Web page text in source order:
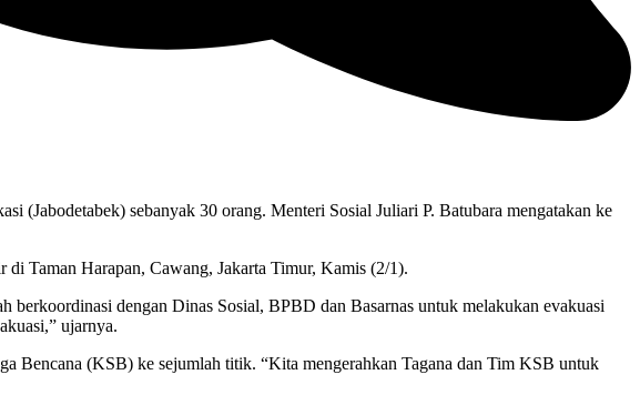
(Jabodetabek) sebanyak 30 orang. Menteri Sosial Juliari P. Batubara mengatakan ke
di Taman Harapan, Cawang, Jakarta Timur, Kamis (2/1).
berkoordinasi dengan Dinas Sosial, BPBD dan Basarnas untuk melakukan evakuasi
ujarnya.
Bencana (KSB) ke sejumlah titik. “Kita mengerahkan Tagana dan Tim KSB untuk